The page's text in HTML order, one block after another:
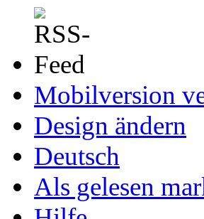
Mobilversion
Design ändern
Deutsch
Als gelesen